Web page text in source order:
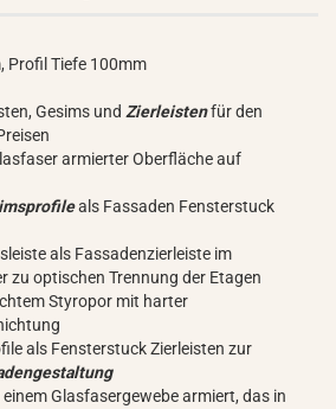
Profil Tiefe 100mm
Gesims und Zierleistenfür den
armierter Oberfläche auf
als Fassaden Fensterstuck
als Fassadenzierleiste im
zu optischen Trennung der Etagen
Styropor mit harter
als Fensterstuck Zierleisten zur
Glasfasergewebe armiert, das in